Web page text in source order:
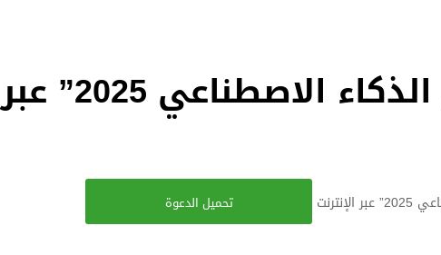
المسابقة الدولية “تحدي الذكاء الاصطناعي 2025” عبر
تحميل الدعوة